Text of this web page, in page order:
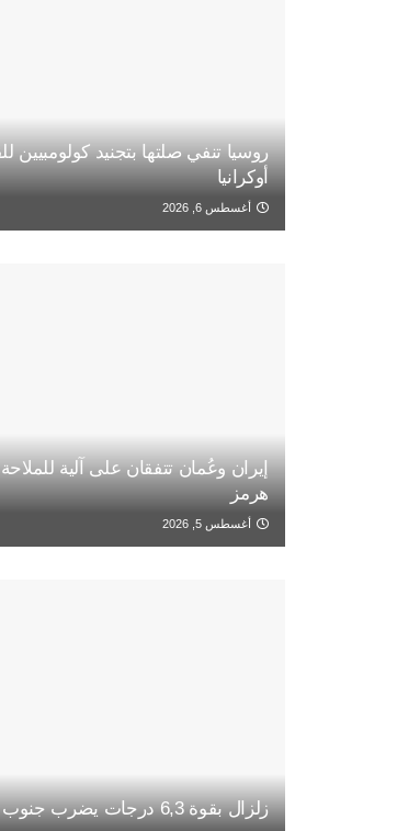
روسيا تنفي صلتها بتجنيد كولومبيين
أوكرانيا
أغسطس 6, 2026
إيران وعُمان تتفقان على آلية
هرمز
أغسطس 5, 2026
زلزال بقوة 6,3 درجات يضرب جنوب الفيليبين